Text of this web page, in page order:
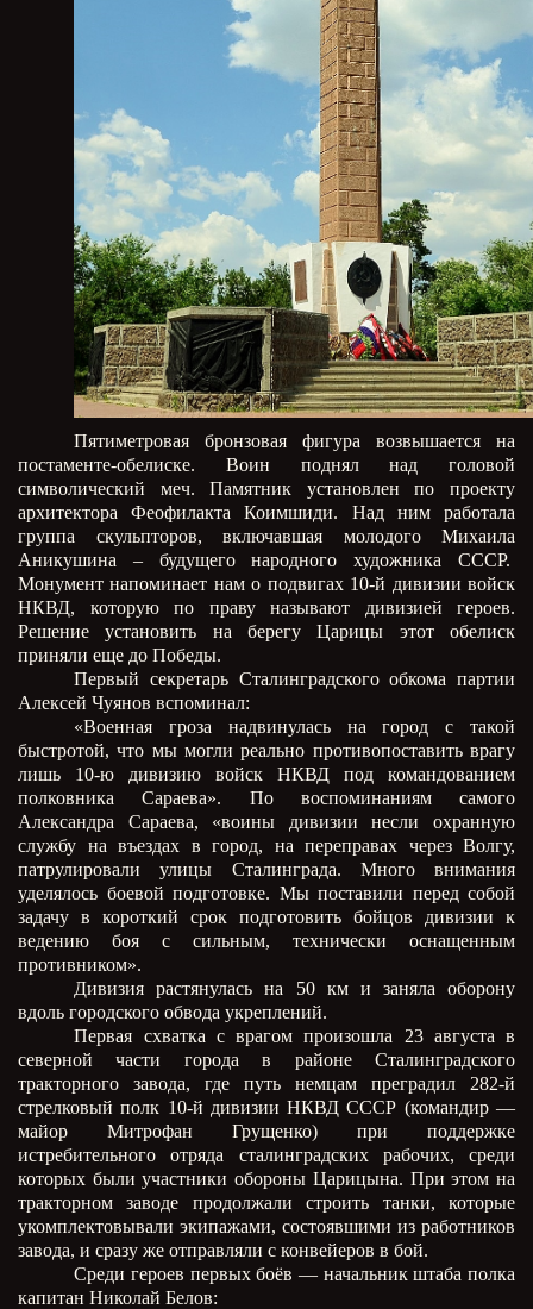
Пятиметровая бронзовая фигура возвышается на
постаменте-обелиске. Воин поднял над головой
символический меч. Памятник установлен по проекту
архитектора Феофилакта Коимшиди. Над ним работала
группа скульпторов, включавшая молодого Михаила
Аникушина – будущего народного художника СССР.
Монумент напоминает нам о подвигах 10-й дивизии войск
НКВД, которую по праву называют дивизией героев.
Решение установить на берегу Царицы этот обелиск
приняли еще до Победы.
Первый секретарь Сталинградского обкома партии
Алексей Чуянов вспоминал:
«Военная гроза надвинулась на город с такой
быстротой, что мы могли реально противопоставить врагу
лишь 10-ю дивизию войск НКВД под командованием
полковника Сараева». По воспоминаниям самого
Александра Сараева, «воины дивизии несли охранную
службу на въездах в город, на переправах через Волгу,
патрулировали улицы Сталинграда. Много внимания
уделялось боевой подготовке. Мы поставили перед собой
задачу в короткий срок подготовить бойцов дивизии к
ведению боя с сильным, технически оснащенным
противником».
Дивизия растянулась на 50 км и заняла оборону
вдоль городского обвода укреплений.
Первая схватка с врагом произошла 23 августа в
северной части города в районе Сталинградского
тракторного завода, где путь немцам преградил 282-й
стрелковый полк 10-й дивизии НКВД СССР (командир —
майор Митрофан Грущенко) при поддержке
истребительного отряда сталинградских рабочих, среди
которых были участники обороны Царицына. При этом на
тракторном заводе продолжали строить танки, которые
укомплектовывали экипажами, состоявшими из работников
завода, и сразу же отправляли с конвейеров в бой.
Среди героев первых боёв — начальник штаба полка
капитан Николай Белов: